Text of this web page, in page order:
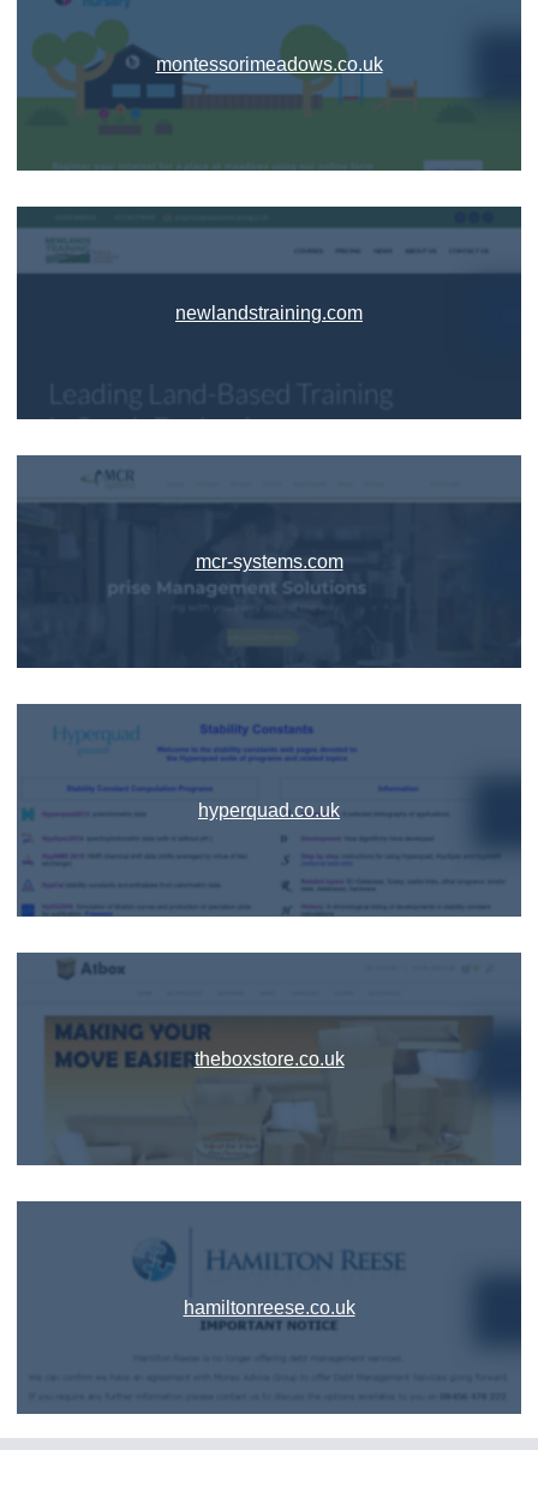
montessorimeadows.co.uk
newlandstraining.com
mcr-systems.com
hyperquad.co.uk
theboxstore.co.uk
hamiltonreese.co.uk